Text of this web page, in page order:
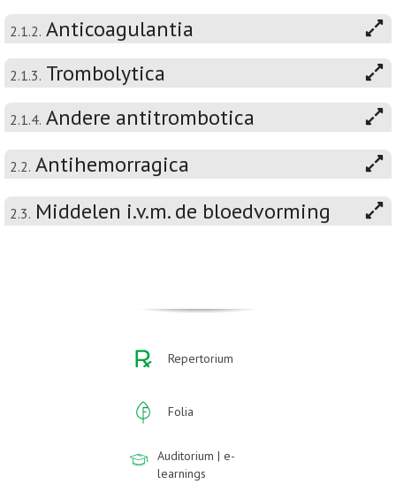
2.1.2. Anticoagulantia
2.1.3. Trombolytica
2.1.4. Andere antitrombotica
2.2. Antihemorragica
2.3. Middelen i.v.m. de bloedvorming
Repertorium
Folia
Auditorium | e-
learnings